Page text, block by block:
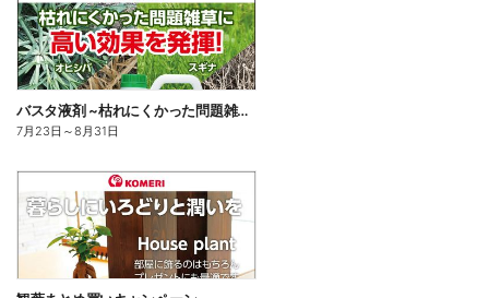
バスタ液剤 ~枯れにくかった問題雑草に高い効果を発揮!~
7月23日 ～8月31日